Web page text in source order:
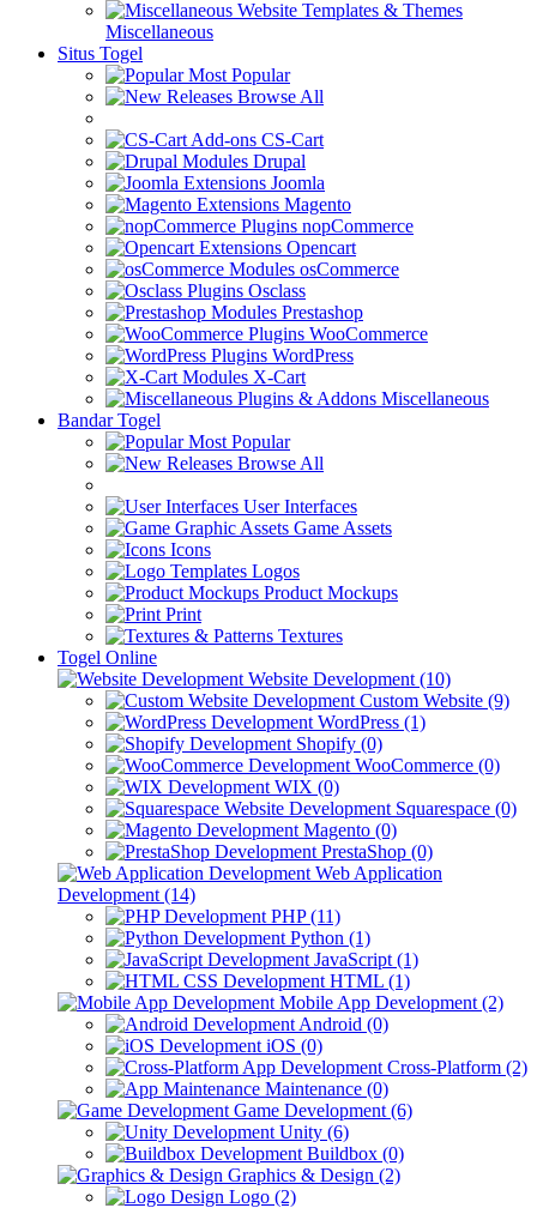
Miscellaneous
Situs Togel
Most Popular
Browse All
CS-Cart
Drupal
Joomla
Magento
nopCommerce
Opencart
osCommerce
Osclass
Prestashop
WooCommerce
WordPress
X-Cart
Miscellaneous
Bandar Togel
Most Popular
Browse All
User Interfaces
Game Assets
Icons
Logos
Product Mockups
Print
Textures
Togel Online
Website Development (10)
Custom Website (9)
WordPress (1)
Shopify (0)
WooCommerce (0)
WIX (0)
Squarespace (0)
Magento (0)
PrestaShop (0)
Web Application
Development (14)
PHP (11)
Python (1)
JavaScript (1)
HTML (1)
Mobile App Development (2)
Android (0)
iOS (0)
Cross-Platform (2)
Maintenance (0)
Game Development (6)
Unity (6)
Buildbox (0)
Graphics & Design (2)
Logo (2)